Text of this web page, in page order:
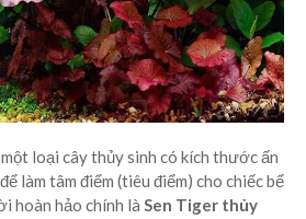
loại cây thủy sinh có kích thước ấn
làm tâm điểm (tiêu điểm) cho chiếc bể
hoàn hảo chính là Sen Tiger thủy